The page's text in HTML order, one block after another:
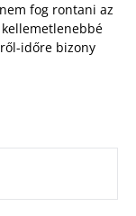
fog rontani az
időre bizony